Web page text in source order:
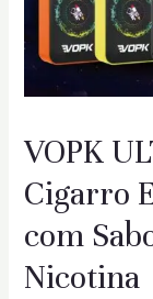
VOPK
Cigarro
com
Nicotina